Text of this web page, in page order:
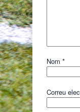
Nom *
Correu